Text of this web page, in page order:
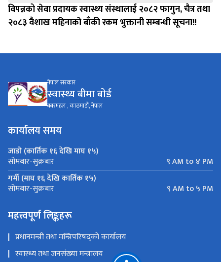
विपन्नको सेवा प्रदायक स्वास्थ्य संस्थालाई २०८२ फागुन, चैत्र तथा
२०८३ वैशाख महिनाको बाँकी रकम भुक्तानी सम्बन्धी सूचना!!
नेपाल सरकार
स्वास्थ्य बीमा बाेर्ड
बबरमहल , काठमाडौं, नेपाल
कार्यालय समय
जाडो (कार्तिक १६ देखि माघ १५)
सोमबार-सुक्रबार
९ AM to ४ PM
गर्मी (माघ १६ देखि कार्तिक १५)
सोमबार-सुक्रबार ९ AM to ५ PM
महत्त्वपूर्ण लिङ्कहरू
प्रधानमन्त्री तथा मन्त्रिपरिषद्को कार्यालय
स्वास्थ्य तथा जनसंख्या मन्त्रालय